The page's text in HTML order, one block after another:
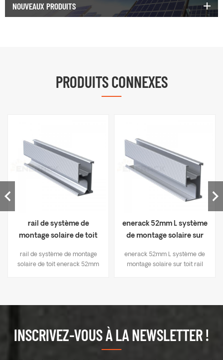
NOUVEAUX PRODUITS
PRODUITS CONNEXES
rail de système de
montage solaire de toit
rail de système de montage
solaire de toit enerack 52mm
enerack 52mm L système
de montage solaire sur
enerack 52mm L système de
montage solaire sur toit rail
INSCRIVEZ-VOUS À LA NEWSLETTER !